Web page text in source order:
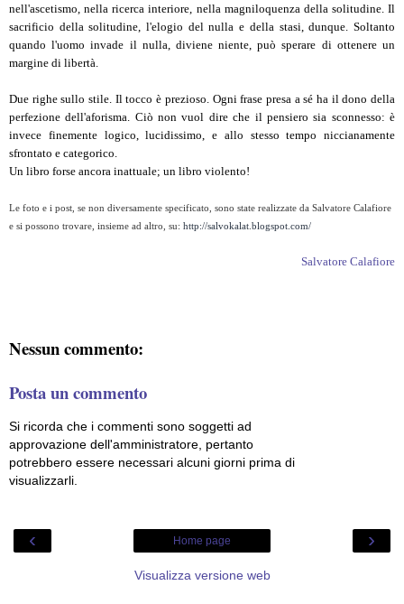
nell'ascetismo, nella ricerca interiore, nella magniloquenza della solitudine. Il
sacrificio della solitudine, l'elogio del nulla e della stasi, dunque. Soltanto
quando l'uomo invade il nulla, diviene niente, può sperare di ottenere un
margine di libertà.
Due righe sullo stile. Il tocco è prezioso. Ogni frase presa a sé ha il dono della
perfezione dell'aforisma. Ciò non vuol dire che il pensiero sia sconnesso: è
invece finemente logico, lucidissimo, e allo stesso tempo niccianamente
sfrontato e categorico.
Un libro forse ancora inattuale; un libro violento!
Le foto e i post, se non diversamente specificato, sono state realizzate da Salvatore Calafiore
e si possono trovare, insieme ad altro, su: http://salvokalat.blogspot.com/
Salvatore Calafiore
Nessun commento:
Posta un commento
Si ricorda che i commenti sono soggetti ad
approvazione dell'amministratore, pertanto
potrebbero essere necessari alcuni giorni prima di
visualizzarli.
‹ ›
Home page
Visualizza versione web